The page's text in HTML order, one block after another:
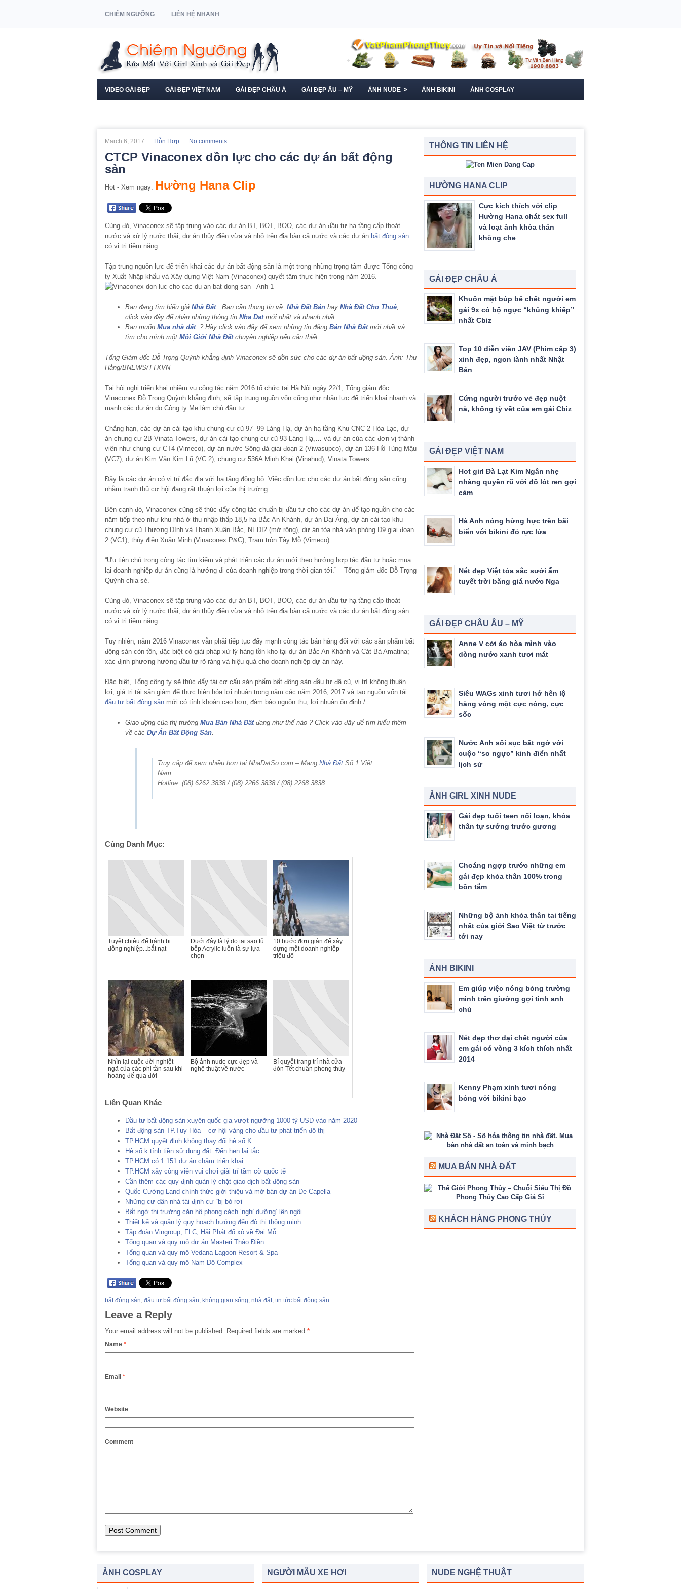
CHIÊM NGƯỠNG LIÊN HỆ NHANH
VIDEO GÁI ĐẸP GÁI ĐẸP VIỆT NAM GÁI ĐẸP CHÂU Á GÁI ĐẸP ÂU – MỸ ẢNH NUDE » ẢNH BIKINI ẢNH COSPLAY
March 6, 2017 Hỗn Hợp No comments
CTCP Vinaconex dồn lực cho các dự án bất động
sản
Hot - Xem ngay: Hường Hana Clip
Cùng đó, Vinaconex sẽ tập trung vào các dự án BT, BOT, BOO, các dự án đầu tư hạ tầng cấp thoát
nước và xử lý nước thải, dự án thủy điện vừa và nhỏ trên địa bàn cả nước và các dự án bất động sản
có vị trị tiềm năng.
Tập trung nguồn lực để triển khai các dự án bất động sản là một trong những trọng tâm được Tổng công
ty Xuất Nhập khẩu và Xây dựng Việt Nam (Vinaconex) quyết tâm thực hiện trong năm 2016.
Bạn đang tìm hiểu giá Nhà Đất: Bạn cần thong tin về Nhà Đất Bán hay Nhà Đất Cho Thuê
click vào đây để nhận những thông tin Nha Datmới nhất và nhanh nhất.
Bạn muốn Mua nhà đất? Hãy click vào đây để xem những tin đăng Bán Nhà Đấtmới nhất và
tìm cho mình một Môi Giới Nhà Đấtchuyên nghiệp nếu cần thiết
Tổng Giám đốc Đỗ Trọng Quỳnh khẳng định Vinaconex sẽ dồn sức cho các dự án bất động sản. Ảnh: Thu
Hằng/BNEWS/TTXVN
Tại hội nghị triển khai nhiệm vụ công tác năm 2016 tổ chức tại Hà Nội ngày 22/1, Tổng giám đốc
Vinaconex Đỗ Trọng Quỳnh khẳng định, sẽ tập trung nguồn vốn cũng như nhân lực để triển khai nhanh và
mạnh các dự án do Công ty Mẹ làm chủ đầu tư.
Chẳng hạn, các dự án cải tạo khu chung cư cũ 97- 99 Láng Hạ, dự án hạ tầng Khu CNC 2 Hòa Lạc, dự
án chung cư 2B Vinata Towers, dự án cải tạo chung cư cũ 93 Láng Hạ,… và dự án của các đơn vị thành
viên như chung cư CT4 (Vimeco), dự án nước Sông đà giai đoạn 2 (Viwasupco), dự án 136 Hồ Tùng Mậu
(VC7), dự án Kim Văn Kim Lũ (VC 2), chung cư 536A Minh Khai (Vinahud), Vinata Towers.
Đây là các dự án có vị trí đắc địa với hạ tầng đồng bộ. Việc dồn lực cho các dự án bất động sản cũng
nhằm tranh thủ cơ hội đang rất thuận lợi của thị trường.
Bên cạnh đó, Vinaconex cũng sẽ thúc đẩy công tác chuẩn bị đầu tư cho các dự án để tạo nguồn cho các
năm tiếp theo như khu nhà ở thu nhập thấp 18,5 ha Bắc An Khánh, dự án Đại Áng, dự án cải tạo khu
chung cư cũ Thượng Đình và Thanh Xuân Bắc, NEDI2 (mở rộng), dự án tòa nhà văn phòng D9 giai đoạn
2 (VC1), thủy điện Xuân Minh (Vinaconex P&C), Trạm trộn Tây Mỗ (Vimeco).
“Ưu tiên chú trọng công tác tìm kiếm và phát triển các dự án mới theo hướng hợp tác đầu tư hoặc mua
lại doanh nghiệp dự án cũng là hướng đi của doanh nghiệp trong thời gian tới.” – Tổng giám đốc Đỗ Trọng
Quỳnh chia sẻ.
Cùng đó, Vinaconex sẽ tập trung vào các dự án BT, BOT, BOO, các dự án đầu tư hạ tầng cấp thoát
nước và xử lý nước thải, dự án thủy điện vừa và nhỏ trên địa bàn cả nước và các dự án bất động sản
có vị trị tiềm năng.
Tuy nhiên, năm 2016 Vinaconex vẫn phải tiếp tục đẩy mạnh công tác bán hàng đối với các sản phẩm bất
động sản còn tồn, đặc biệt có giải pháp xử lý hàng tồn kho tại dự án Bắc An Khánh và Cát Bà Amatina;
xác định phương hướng đầu tư rõ ràng và hiệu quả cho doanh nghiệp dự án này.
Đặc biệt, Tổng công ty sẽ thúc đẩy tái cơ cấu sản phẩm bất động sản đầu tư đã cũ, vị trí không thuận
lợi, giá trị tài sản giảm để thực hiện hóa lợi nhuận trong năm các năm 2016, 2017 và tạo nguồn vốn tái
đầu tư bất động sản mới có tính khoản cao hơn, đảm bảo nguồn thu, lợi nhuận ổn định./.
Giao động của thị trường Mua Bán Nhà Đấtđang như thế nào ? Click vào đây để tìm hiểu thêm
về các Dự Án Bất Động Sản
Truy cập để xem nhiều hơn tại NhaDatSo.com – Mạng Nhà Đất Số 1 Việt
Nam
Hotline: (08) 6262.3838 / (08) 2266.3838 / (08) 2268.3838
Cùng Danh Mục:
Tuyệt chiêu để tránh bị
đồng nghiệp...bắt nạt
Dưới đây là lý do tại sao tủ
bếp Acrylic luôn là sự lựa
chọn
10 bước đơn giản để xây
dựng một doanh nghiệp
triệu đô
Nhìn lại cuộc đời nghiệt
ngã của các phi tần sau khi
hoàng đế qua đời
Bộ ảnh nude cực đẹp và
nghệ thuật về nước
Bí quyết trang trí nhà cửa
đón Tết chuẩn phong thủy
Liên Quan Khác
Đầu tư bất động sản xuyên quốc gia vượt ngưỡng 1000 tỷ USD vào năm 2020
Bất động sản TP.Tuy Hòa – cơ hội vàng cho đầu tư phát triển đô thị
TP.HCM quyết định không thay đổi hệ số K
Hệ số k tính tiền sử dụng đất: Đến hẹn lại tắc
TP.HCM có 1.151 dự án chậm triển khai
TP.HCM xây công viên vui chơi giải trí tầm cỡ quốc tế
Cần thêm các quy định quản lý chặt giao dịch bất động sản
Quốc Cường Land chính thức giới thiệu và mở bán dự án De Capella
Những cư dân nhà tái định cư “bị bỏ rơi”
Bất ngờ thị trường căn hộ phong cách ‘nghỉ dưỡng’ lên ngôi
Thiết kế và quản lý quy hoạch hướng đến đô thị thông minh
Tập đoàn Vingroup, FLC, Hải Phát đổ xô về Đại Mỗ
Tổng quan và quy mô dự án Masteri Thảo Điền
Tổng quan và quy mô Vedana Lagoon Resort & Spa
Tổng quan và quy mô Nam Đô Complex
bất động sản, đầu tư bất động sản, không gian sống, nhà đất, tin tức bất động sản
Leave a Reply
Your email address will not be published. Required fields are marked *
Name *
Email *
Website
Comment
THÔNG TIN LIÊN HỆ
HƯỜNG HANA CLIP
Cực kích thích với clip
Hường Hana chát sex full
và loạt ảnh khỏa thân
không che
GÁI ĐẸP CHÂU Á
Khuôn mặt búp bê chết người em
gái 9x có bộ ngực “khủng khiếp”
nhất Cbiz
Top 10 diễn viên JAV (Phim cấp 3)
xinh đẹp, ngon lành nhất Nhật
Bản
Cứng người trước vẻ đẹp nuột
nà, không tỳ vết của em gái Cbiz
GÁI ĐẸP VIỆT NAM
Hot girl Đà Lạt Kim Ngân nhẹ
nhàng quyền rũ với đồ lót ren gợi
cảm
Hà Anh nóng hừng hực trên bãi
biển với bikini đỏ rực lửa
Nét đẹp Việt tỏa sắc sưởi ấm
tuyết trời băng giá nước Nga
GÁI ĐẸP CHÂU ÂU – MỸ
Anne V cởi áo hòa mình vào
dòng nước xanh tươi mát
Siêu WAGs xinh tươi hớ hên lộ
hàng vòng một cực nóng, cực
sốc
Nước Anh sôi sục bất ngờ với
cuộc “so ngực” kinh điển nhất
lịch sử
ẢNH GIRL XINH NUDE
Gái đẹp tuổi teen nổi loạn, khỏa
thân tự sướng trước gương
Choáng ngợp trước những em
gái đẹp khỏa thân 100% trong
bồn tắm
Những bộ ảnh khỏa thân tai tiếng
nhất của giới Sao Việt từ trước
tới nay
ẢNH BIKINI
Em giúp việc nóng bỏng trường
mình trên giường gợi tình anh
chủ
Nét đẹp thơ dại chết người của
em gái có vòng 3 kích thích nhất
2014
Kenny Phạm xinh tươi nóng
bỏng với bikini bạo
MUA BÁN NHÀ ĐẤT
KHÁCH HÀNG PHONG THỦY
ẢNH COSPLAY NGƯỜI MẪU XE HƠI NUDE NGHỆ THUẬT